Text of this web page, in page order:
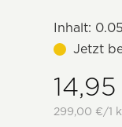
Inhalt:
Jetzt
299,00 €/1